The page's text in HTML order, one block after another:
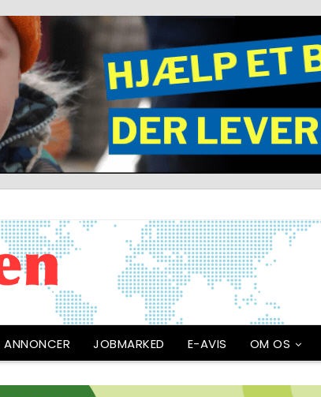
ANNONCER JOBMARKED E-AVIS OM OS